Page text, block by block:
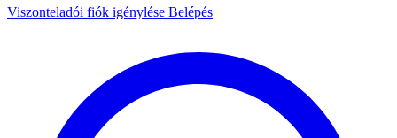
Viszonteladói fiók igénylése Belépés